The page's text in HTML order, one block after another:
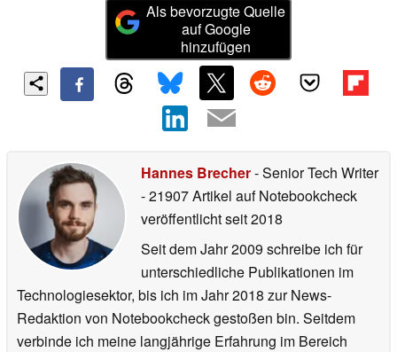
Als bevorzugte Quelle
auf Google
hinzufügen
Hannes Brecher- Senior Tech Writer
- 21907 Artikel auf Notebookcheck
veröffentlichtseit 2018
Seit dem Jahr 2009 schreibe ich für
unterschiedliche Publikationen im
Technologiesektor, bis ich im Jahr 2018 zur News-
Redaktion von Notebookcheck gestoßen bin. Seitdem
verbinde ich meine langjährige Erfahrung im Bereich